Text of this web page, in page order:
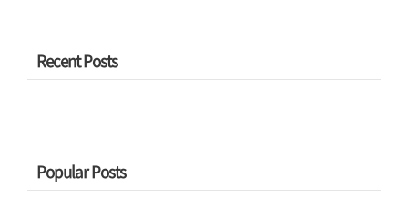
Recent Posts
Popular Posts